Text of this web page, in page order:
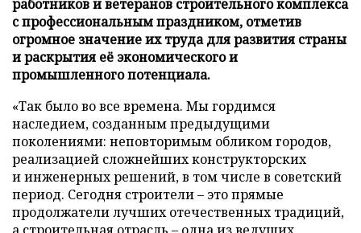
работников и ветеранов строительного комплекса
с профессиональным праздником, отметив
огромное значение их труда для развития страны
и раскрытия её экономического и
промышленного потенциала.
«Так было во все времена. Мы гордимся
наследием, созданным предыдущими
поколениями: неповторимым обликом городов,
реализацией сложнейших конструкторских
и инженерных решений, в том числе в советский
период. Сегодня строители – это прямые
продолжатели лучших отечественных традиций,